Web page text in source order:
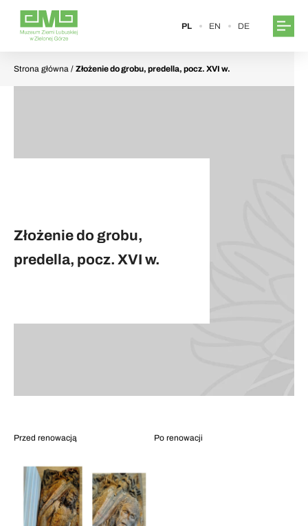
PL EN DE
Strona główna / Złożenie do grobu, predella, pocz. XVI w.
Złożenie do grobu,
predella, pocz. XVI w.
Przed renowacją Po renowacji